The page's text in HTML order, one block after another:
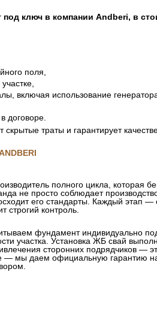
ключ в компании Andberi, в
поля,
включая использование
договоре.
траты и гарантирует
полного цикла, которая
не просто соблюдает
его стандарты. Каждый этап
строгий контроль.
фундамент индивидуально под
участка. Установка ЖБ свай
сторонних подрядчиков —
— мы даем официальную гарантию